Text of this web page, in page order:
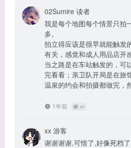
02Sumire 读者
我是每个地图每个情景只拍
多。
拍立得应该是很早就能触发
有关，感觉和成人用品店开
当之路是在车站触发的，可
完看看；亲卫队开局是在旅
温泉的约会和拍摄都做完，
1年前 @ xx
xx 游客
谢谢谢谢,可惜了,好像死档